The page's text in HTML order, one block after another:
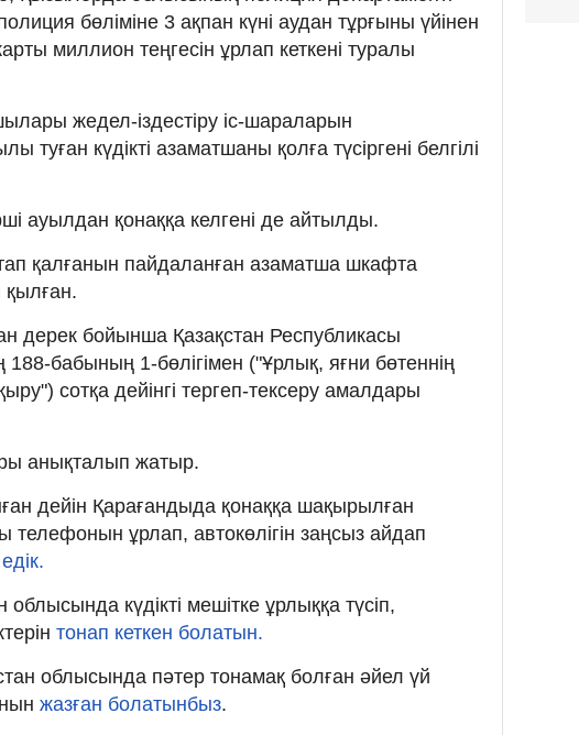
бөліміне 3 ақпан күні аудан тұрғыны үйінен
миллион теңгесін ұрлап кеткені туралы
жедел-іздестіру іс-шараларын
туған күдікті азаматшаны қолға түсіргені белгілі
ауылдан қонаққа келгені де айтылды.
қалғанын пайдаланған азаматша шкафта
дерек бойынша Қазақстан Республикасы
188-бабының 1-бөлігімен ("Ұрлық, яғни бөтеннің
сотқа дейінгі тергеп-тексеру амалдары
анықталып жатыр.
дейін Қарағандыда қонаққа шақырылған
телефонын ұрлап, автокөлігін заңсыз айдап
күдікті мешітке ұрлыққа түсіп,
тонап кеткен болатын.
облысында пәтер тонамақ болған әйел үй
жазған болатынбыз.